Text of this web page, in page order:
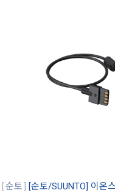
순토 [순토/SUUNTO] 이온